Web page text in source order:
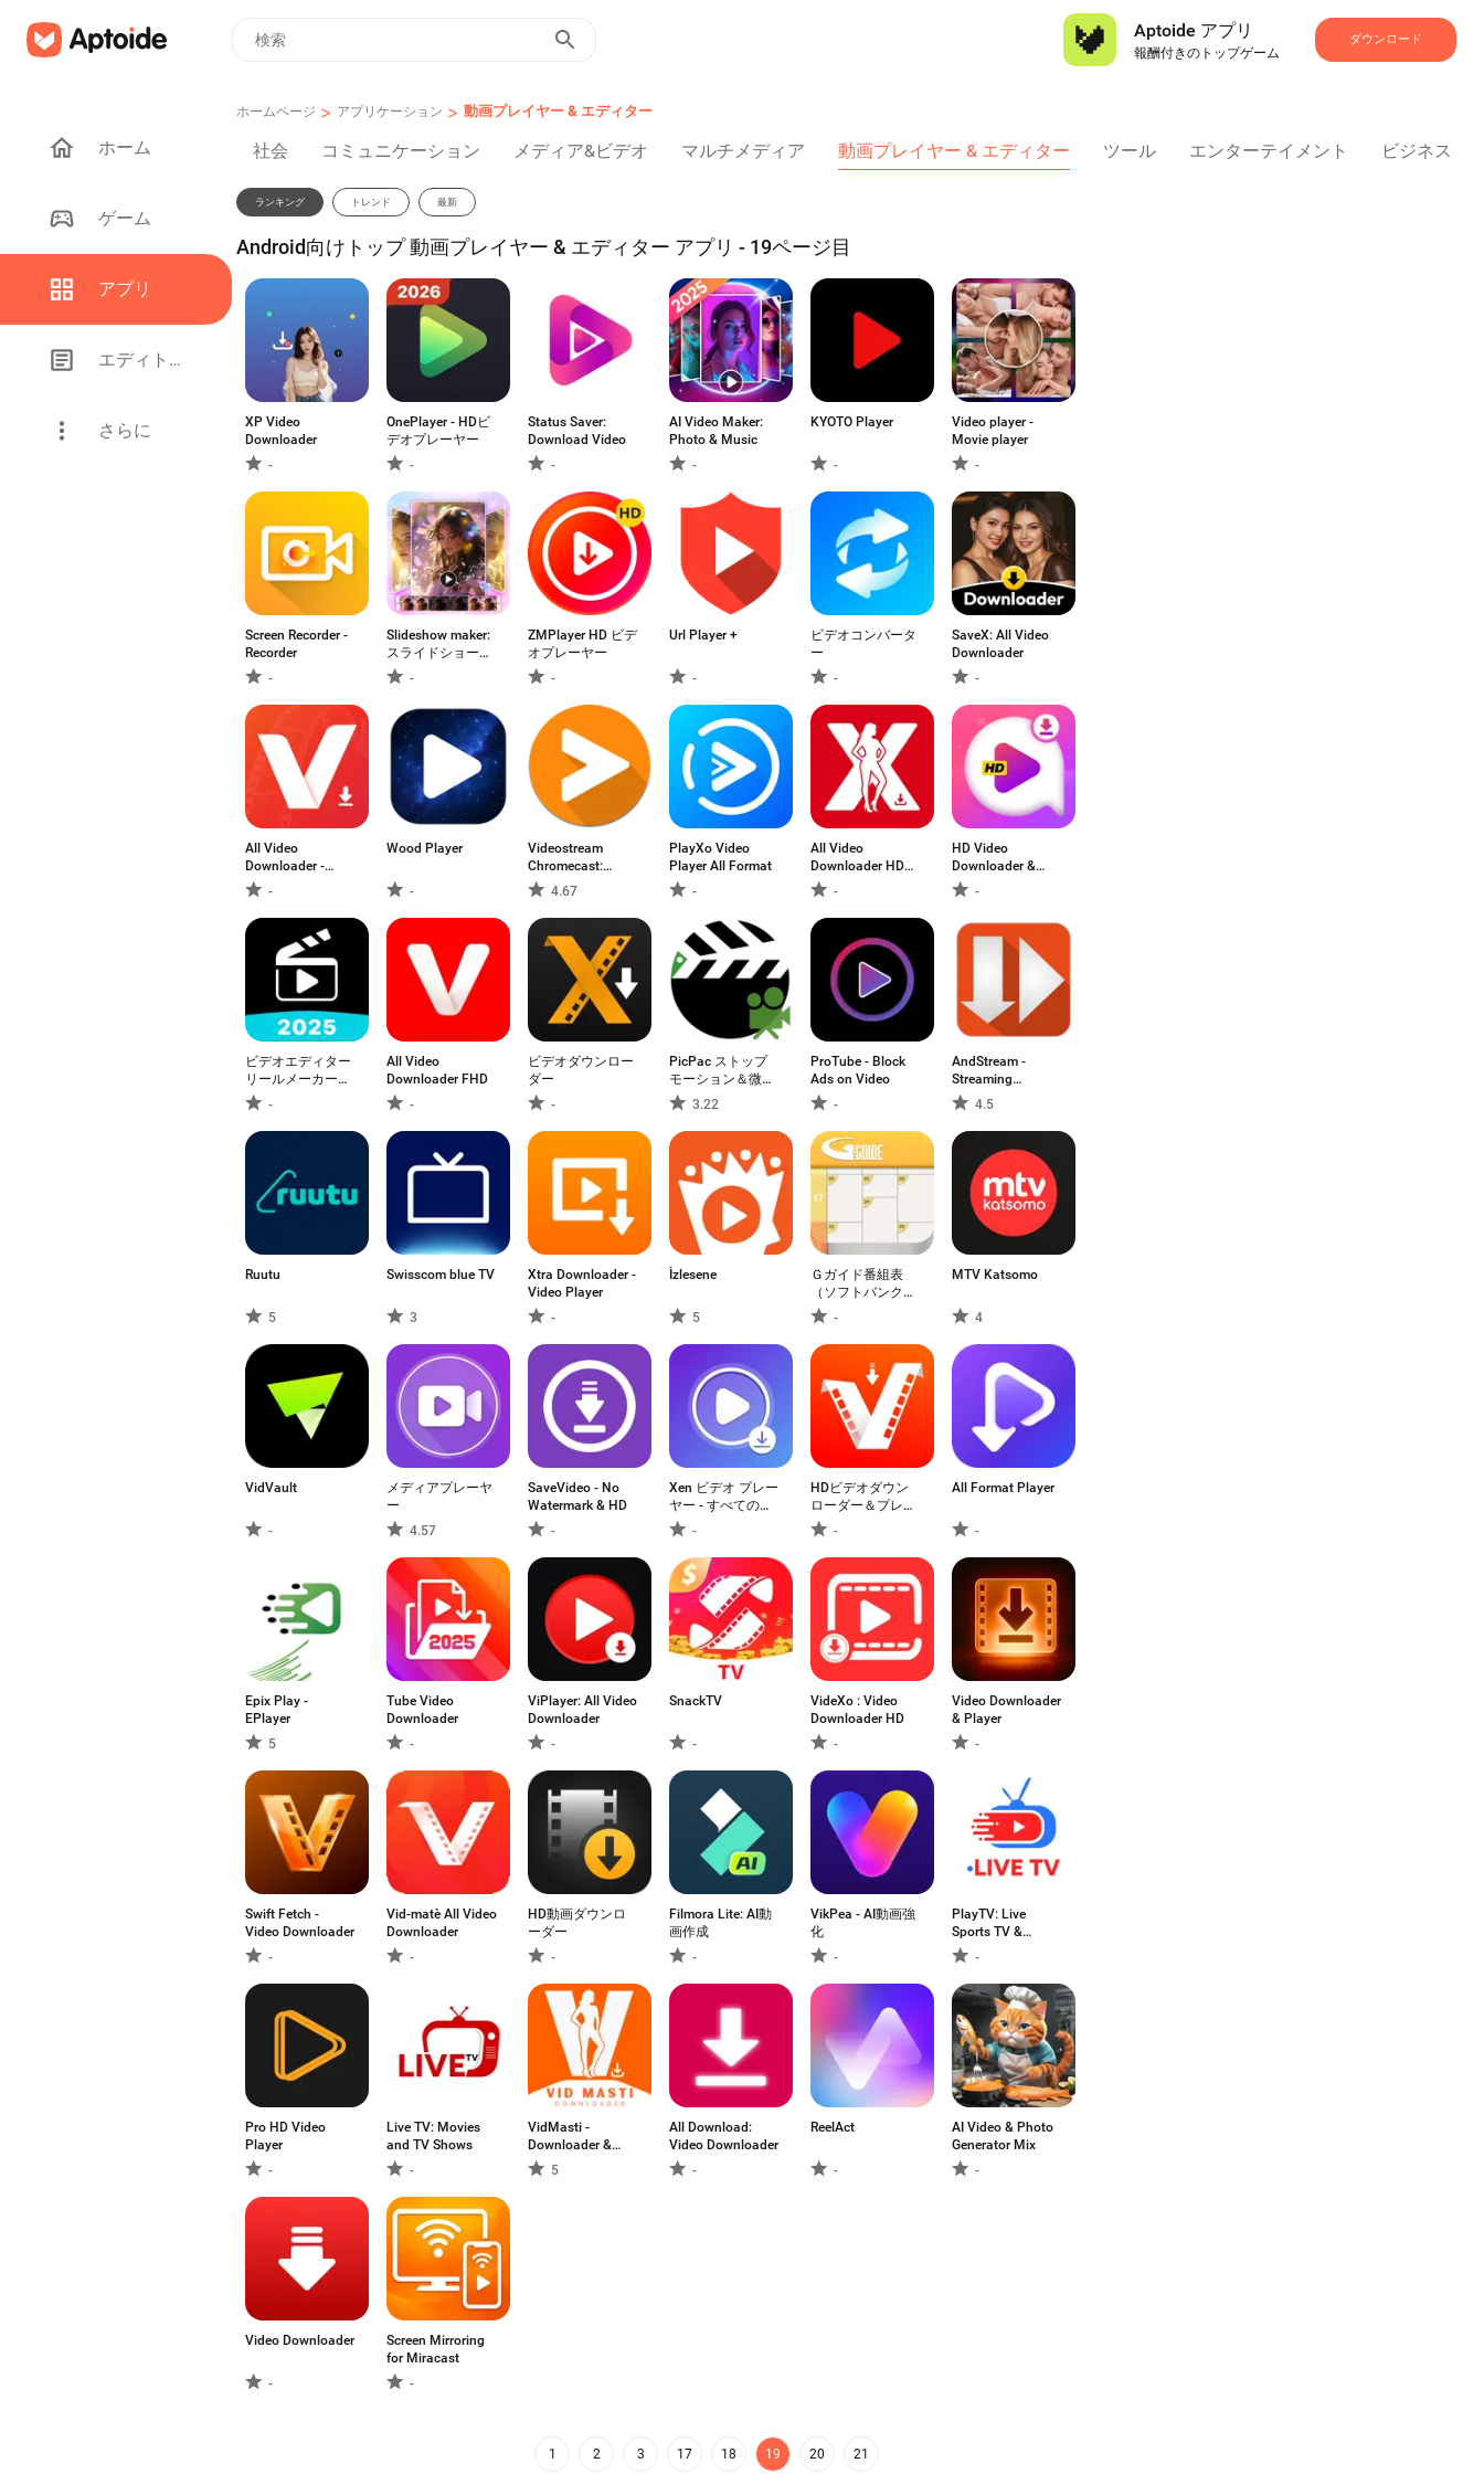
Aptoide アプリ
報酬付きのトップゲーム
ダウンロード
ホーム
ゲーム
アプリ
エディトリアル
さらに
ホームページ > アプリケーション > 動画プレイヤー & エディター
社会 コミュニケーション メディア&ビデオ マルチメディア 動画プレイヤー & エディター ツール エンターテイメント ビジネス
ランキング トレンド 最新
Android向けトップ 動画プレイヤー & エディター アプリ - 19ページ目
XP Video
Downloader
-
OnePlayer - HDビ
デオプレーヤー
-
Status Saver:
Download Video
-
AI Video Maker:
Photo & Music
-
KYOTO Player
-
Video player -
Movie player
-
Screen Recorder -
Recorder
-
Slideshow maker:
スライドショー・
動画編集
-
ZMPlayer HD ビデ
オプレーヤー
-
Url Player +
-
ビデオコンバータ
ー
-
SaveX: All Video
Downloader
-
All Video
Downloader -
Saver-
Wood Player
-
Videostream
Chromecast:
Mobile
4.67
PlayXo Video
Player All Format
-
All Video
Downloader HD
Player
-
HD Video
Downloader &
Player
-
ビデオエディター
リールメーカーア
プリ -
All Video
Downloader FHD
-
ビデオダウンロー
ダー
-
PicPac ストップ
モーション＆微速
度撮影
3.22
ProTube - Block
Ads on Video
-
AndStream -
Streaming
Download
4.5
Ruutu
5
Swisscom blue TV
3
Xtra Downloader -
Video Player
-
İzlesene
5
Ｇガイド番組表
（ソフトバンク・
イーモバイル・ウ
ィルコム版）
-
MTV Katsomo
4
VidVault
-
メディアプレーヤ
ー
4.57
SaveVideo - No
Watermark & HD
-
Xen ビデオ プレー
ヤー - すべての形
式
-
HDビデオダウン
ローダー＆プレー
ヤー -
All Format Player
-
Epix Play -
EPlayer
5
Tube Video
Downloader
-
ViPlayer: All Video
Downloader
-
SnackTV
-
VideXo : Video
Downloader HD
-
Video Downloader
& Player
-
Swift Fetch -
Video Downloader
-
Vid-matè All Video
Downloader
-
HD動画ダウンロ
ーダー
-
Filmora Lite: AI動
画作成
-
VikPea - AI動画強
化
-
PlayTV: Live
Sports TV &
Shows
-
Pro HD Video
Player
-
Live TV: Movies
and TV Shows
-
VidMasti -
Downloader &
player5
All Download:
Video Downloader
-
ReelAct
-
AI Video & Photo
Generator Mix
-
Video Downloader
-
Screen Mirroring
for Miracast
-
1 2 3 17 18 19 20 21